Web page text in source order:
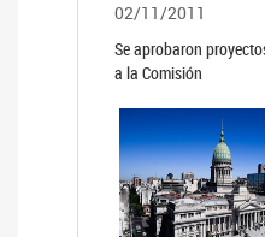
02/11/2011
Se aprobaron
a la Comisión